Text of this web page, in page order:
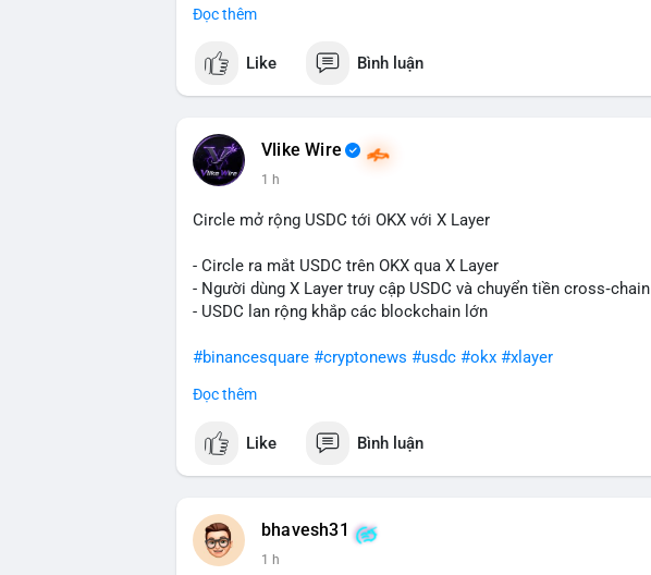
- HK phát hành giấy phép stablecoin
- Saga EVM bị hack $7M
- Steak ’n Shake trả lương BTC
$btc#btc
#vlikevn #titanbot
📰 Nguồn: Decrypt
Đọc thêm
Like Bình luận
Vlike Wire
1 h
Circle mở rộng USDC tới OKX với X Layer
- Circle ra mắt USDC trên OKX qua X Layer
- Người dùng X Layer truy cập USDC và chuyển tiền cross‑chain
- USDC lan rộng khắp các blockchain lớn
#binancesquare #cryptonews #usdc #okx #xlayer
$usdc
#vlikevn #titanbot
Đọc thêm
Like Bình luận
bhavesh31
1 h